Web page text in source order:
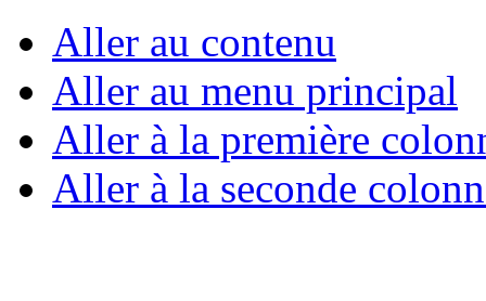
Aller au contenu
Aller au menu principal
Aller à la première
Aller à la seconde